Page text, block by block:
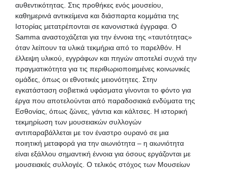
αυθεντικότητας. Στις προθήκες ενός μουσείου,
καθημερινά αντικείμενα και διάσπαρτα κομμάτια της
Ιστορίας μετατρέπονται σε κανονιστικά έγγραφα. Ο
Samma αναστοχάζεται για την έννοια της «ταυτότητας»
όταν λείπουν τα υλικά τεκμήρια από το παρελθόν. Η
έλλειψη υλικού, εγγράφων και πηγών αποτελεί συχνά την
πραγματικότητα για τις περιθωριοποιημένες κοινωνικές
ομάδες, όπως οι εθνοτικές μειονότητες. Στην
εγκατάσταση σοβιετικά υφάσματα γίνονται το φόντο για
έργα που αποτελούνται από παραδοσιακά ενδύματα της
Εσθονίας, όπως ζώνες, γάντια και κάλτσες. Η ιστορική
τεκμηρίωση των μουσειακών συλλογών
αντιπαραβάλλεται με τον έναστρο ουρανό σε μια
ποιητική μεταφορά για την αιωνιότητα – η αιωνιότητα
είναι εξάλλου σημαντική έννοια για όσους εργάζονται με
μουσειακές συλλογές. Ο τελικός στόχος των Μουσείων